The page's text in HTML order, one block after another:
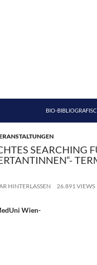
BIO-
SEARCHING
HINTERLASSEN 26.891 VIEWS
Wien-